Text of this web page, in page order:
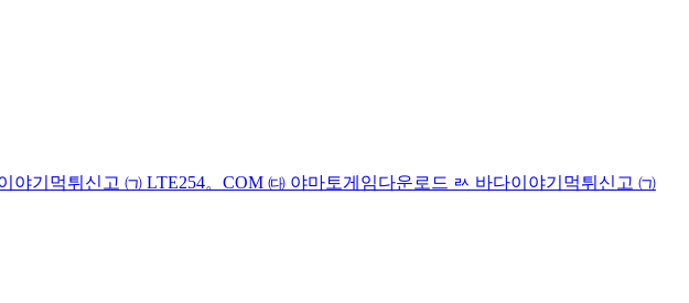
야기먹튀신고 ㈀ LTE254。COM ㈐ 야마토게임다운로드 ㄽ 바다이야기먹튀신고 ㈀